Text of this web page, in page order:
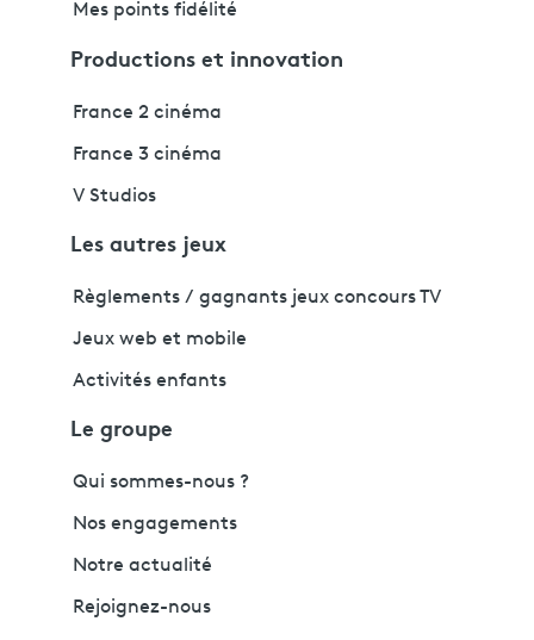
Mes points fidélité
Productions et innovation
France 2 cinéma
France 3 cinéma
V Studios
Les autres jeux
Règlements / gagnants jeux concours TV
Jeux web et mobile
Activités enfants
Le groupe
Qui sommes-nous ?
Nos engagements
Notre actualité
Rejoignez-nous